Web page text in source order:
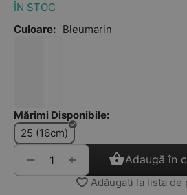
ÎN STOC
Culoare: Bleumarin
Mărimi Disponibile:
25 (16cm)
+
− Adaugă în
Adăugați la lista de